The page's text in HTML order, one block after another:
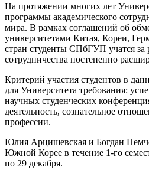
На протяжении многих лет
программы академического
мира. В рамках соглашений об
университетами Китая, Кореи,
стран студенты СПбГУП учатся за
сотрудничества постепенно
Критерий участия студентов в
для Университета требования:
научных студенческих
деятельность, сознательное
профессии.
Юлия Арцишевская и Богдан
Южной Корее в течение 1-го
по 29 декабря.